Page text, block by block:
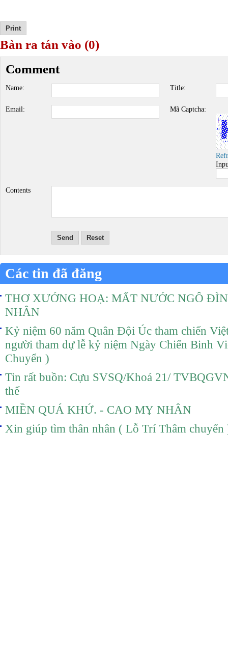
Bàn ra tán vào (0)
Comment
Name: Title:
Email: Mã Captcha:
Contents
Send Reset
Các tin đã đăng
THƠ XƯỚNG HOẠ: MẤT NƯỚC NGÔ
NHÂN
Kỷ niệm 60 năm Quân Đội Úc tham chiến
người tham dự lễ kỷ niệm Ngày Chiến Binh
Chuyển )
Tin rất buồn: Cựu SVSQ/Khoá 21/
thế
MIỀN QUÁ KHỨ. - CAO MỴ NHÂN
Xin giúp tìm thân nhân ( Lỗ Trí Thâm chuyển